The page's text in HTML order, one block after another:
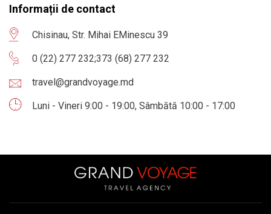
Informații de contact
Chisinau, Str. Mihai EMinescu 39
0 (22) 277 232;373 (68) 277 232
travel@grandvoyage.md
Luni - Vineri 9:00 - 19:00, Sâmbătă 10:00 - 17:00